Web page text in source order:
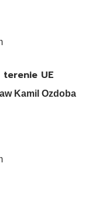
UE
Kamil Ozdoba